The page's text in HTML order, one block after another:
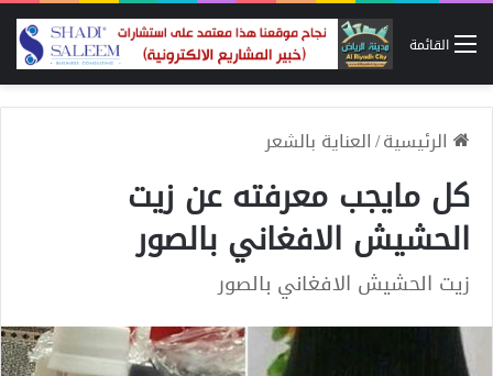
القائمة
الرئيسية/العناية بالشعر
كل مايجب معرفته عن زيت
الحشيش الافغاني بالصور
زيت الحشيش الافغاني بالصور